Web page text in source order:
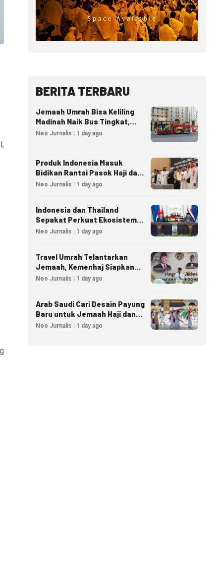
BERITA TERBARU
Jemaah Umrah Bisa Keliling
Madinah Naik Bus Tingkat,
Tiket Mulai 40 Riyal
Neo Jurnalis | 1 day ago
Produk Indonesia Masuk
Bidikan Rantai Pasok Haji dan
Umrah Arab Saudi
Neo Jurnalis | 1 day ago
Indonesia dan Thailand
Sepakat Perkuat Ekosistem
Industri Halal
Neo Jurnalis | 1 day ago
Travel Umrah Telantarkan
Jemaah, Kemenhaj Siapkan
Sanksi Penutupan Izin hingga
Neo Jurnalis | 1 day ago
Arab Saudi Cari Desain Payung
Baru untuk Jemaah Haji dan
Umrah
Neo Jurnalis | 1 day ago